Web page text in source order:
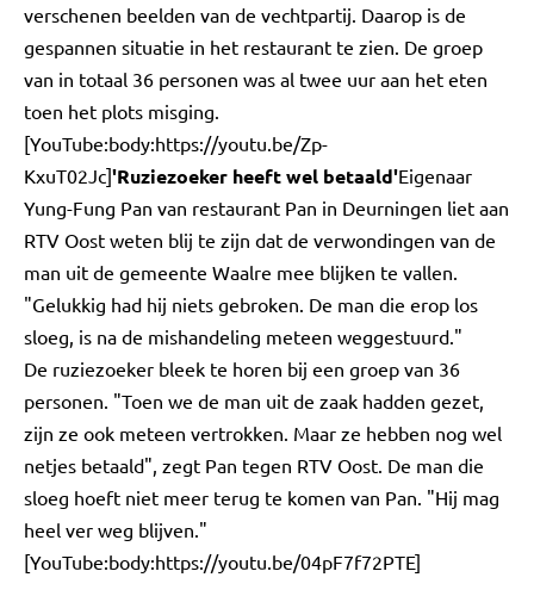
verschenen beelden van de vechtpartij. Daarop is de
gespannen situatie in het restaurant te zien. De groep
van in totaal 36 personen was al twee uur aan het eten
toen het plots misging.
[YouTube:body:https://youtu.be/Zp-
KxuT02Jc]'Ruziezoeker heeft wel betaald'Eigenaar
Yung-Fung Pan van restaurant Pan in Deurningen liet aan
RTV Oost weten blij te zijn dat de verwondingen van de
man uit de gemeente Waalre mee blijken te vallen.
"Gelukkig had hij niets gebroken. De man die erop los
sloeg, is na de mishandeling meteen weggestuurd."
De ruziezoeker bleek te horen bij een groep van 36
personen. "Toen we de man uit de zaak hadden gezet,
zijn ze ook meteen vertrokken. Maar ze hebben nog wel
netjes betaald", zegt Pan tegen RTV Oost. De man die
sloeg hoeft niet meer terug te komen van Pan. "Hij mag
heel ver weg blijven."
[YouTube:body:https://youtu.be/04pF7f72PTE]